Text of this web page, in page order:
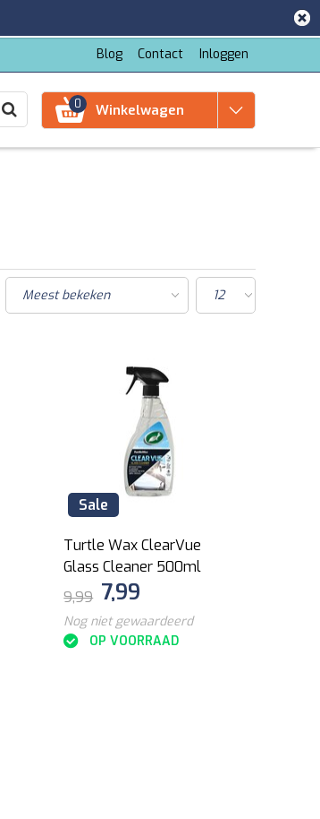
Blog Contact Inloggen
0 Winkelwagen
Sale
Turtle Wax ClearVue
Glass Cleaner 500ml
9,99 7,99
Nog niet gewaardeerd
OP VOORRAAD